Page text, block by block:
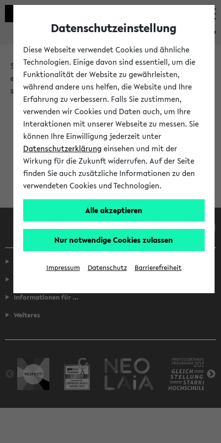
eKVV
Sie möchten auf eine eKVV Funktion zugreifen, die Ihnen
erst nach einer Anmeldung am System zur Verfügung
steht.
Bitte melden Sie sich an:
Anmeldung am eKVV
Informationen für ...
Weiteres
Datenschutzeinstellung
Diese Webseite verwendet Cookies und ähnliche
Technologien. Einige davon sind essentiell, um die
Funktionalität der Website zu gewährleisten,
während andere uns helfen, die Website und Ihre
Erfahrung zu verbessern. Falls Sie zustimmen,
verwenden wir Cookies und Daten auch, um Ihre
Interaktionen mit unserer Webseite zu messen. Sie
können Ihre Einwilligung jederzeit unter
Datenschutzerklärung einsehen und mit der
Wirkung für die Zukunft widerrufen. Auf der Seite
finden Sie auch zusätzliche Informationen zu den
verwendeten Cookies und Technologien.
Alle akzeptieren
Nur notwendige Cookies zulassen
Impressum Datenschutz Barrierefreiheit